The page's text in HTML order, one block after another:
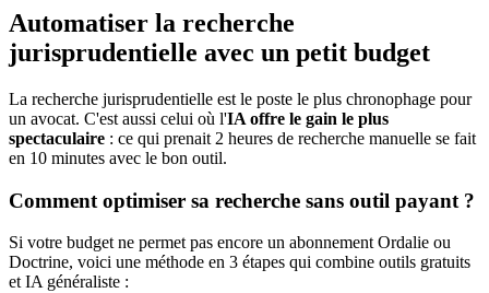
Automatiser la recherche
jurisprudentielle avec un petit budget
La recherche jurisprudentielle est le poste le plus chronophage pour
un avocat. C'est aussi celui où l'IA offre le gain le plus
spectaculaire : ce qui prenait 2 heures de recherche manuelle se fait
en 10 minutes avec le bon outil.
Comment optimiser sa recherche sans outil payant ?
Si votre budget ne permet pas encore un abonnement Ordalie ou
Doctrine, voici une méthode en 3 étapes qui combine outils gratuits
et IA généraliste :